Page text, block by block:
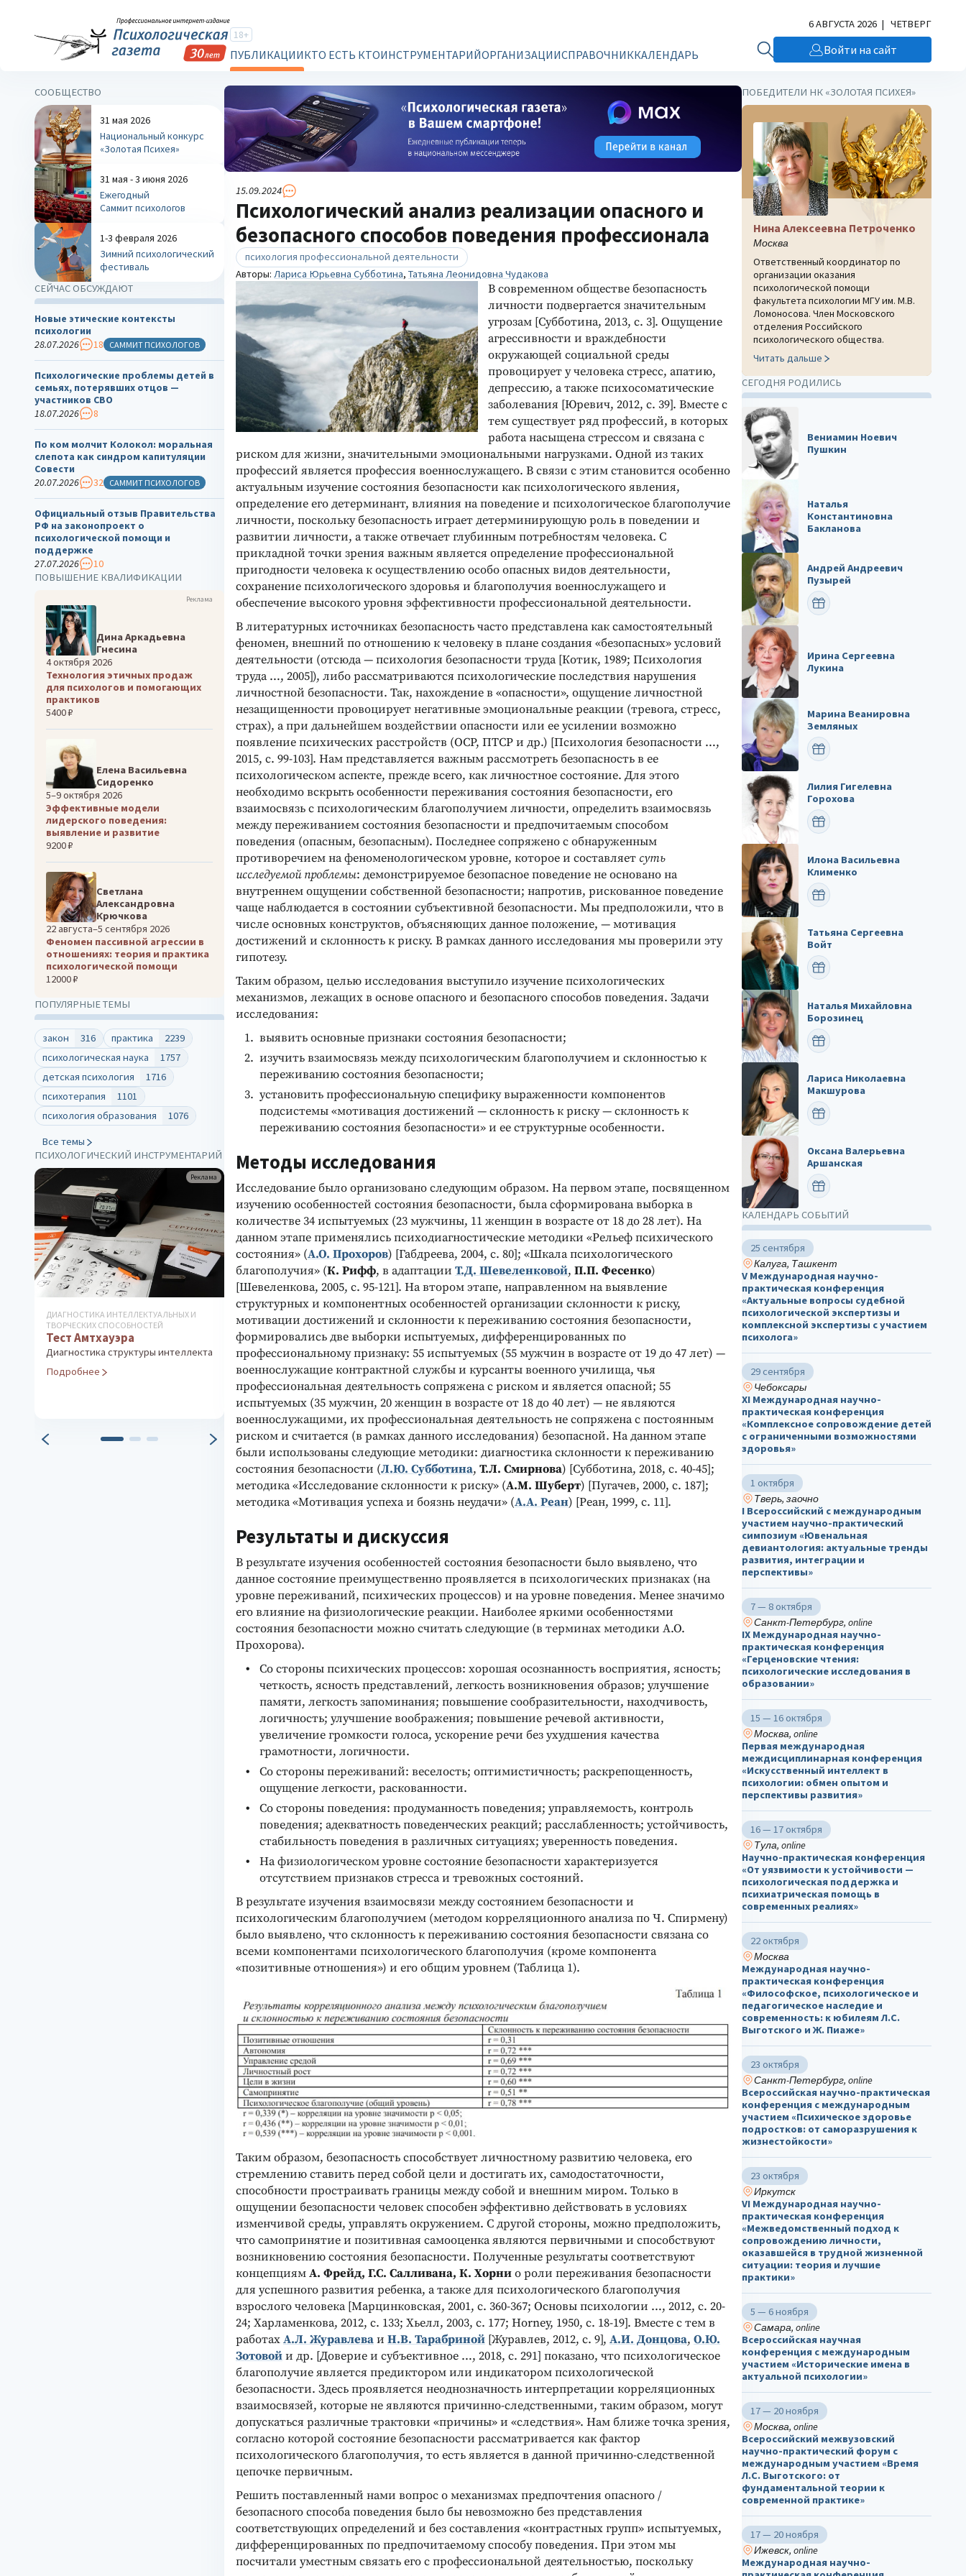
18+
ПУБЛИКАЦИИКТО ЕСТЬ КТОИНСТРУМЕНТАРИЙОРГАНИЗАЦИИСПРАВОЧНИККАЛЕНДАРЬ
6 АВГУСТА 2026 | ЧЕТВЕРГ
Войти на сайт
15.09.2024
Психологический анализ реализации опасного и
безопасного способов поведения профессионала
психология профессиональной деятельности
Авторы: Лариса Юрьевна Субботина, Татьяна Леонидовна Чудакова
В современном обществе безопасность
личности подвергается значительным
угрозам [Субботина, 2013, с. 3]. Ощущение
агрессивности и враждебности
окружающей социальной среды
провоцирует у человека стресс, апатию,
депрессию, а также психосоматические
заболевания [Юревич, 2012, с. 39]. Вместе с
тем существует ряд профессий, в которых
работа насыщена стрессом и связана с
риском для жизни, значительными эмоциональными нагрузками. Одной из таких
профессий является профессия военнослужащего. В связи с этим становится особенно
актуальным изучение состояния безопасности как психологического явления,
определение его детерминант, влияния на поведение и психологическое благополучие
личности, поскольку безопасность играет детерминирующую роль в поведении и
развитии личности, а также отвечает глубинным потребностям человека. С
прикладной точки зрения важным является определение профессиональной
пригодности человека к осуществлению особо опасных видов деятельности,
сохранение психологического здоровья и благополучия военнослужащего и
обеспечение высокого уровня эффективности профессиональной деятельности.
В литературных источниках безопасность часто представлена как самостоятельный
феномен, внешний по отношению к человеку в плане создания «безопасных» условий
деятельности (отсюда — психология безопасности труда [Котик, 1989; Психология
труда …, 2005]), либо рассматриваются психологические последствия нарушения
личностной безопасности. Так, нахождение в «опасности», ощущение личностной
незащищенности провоцирует негативные эмоциональные реакции (тревога, стресс,
страх), а при дальнейшем воздействии опасности или ее усилении возможно
появление психических расстройств (ОСР, ПТСР и др.) [Психология безопасности …,
2015, с. 99-103]. Нам представляется важным рассмотреть безопасность в ее
психологическом аспекте, прежде всего, как личностное состояние. Для этого
необходимо вскрыть особенности переживания состояния безопасности, его
взаимосвязь с психологическим благополучием личности, определить взаимосвязь
между переживанием состояния безопасности и предпочитаемым способом
поведения (опасным, безопасным). Последнее сопряжено с обнаруженным
противоречием на феноменологическом уровне, которое и составляет суть
исследуемой проблемы: демонстрируемое безопасное поведение не основано на
внутреннем ощущении собственной безопасности; напротив, рискованное поведение
чаще наблюдается в состоянии субъективной безопасности. Мы предположили, что в
числе основных конструктов, объясняющих данное положение, — мотивация
достижений и склонность к риску. В рамках данного исследования мы проверили эту
гипотезу.
Таким образом, целью исследования выступило изучение психологических
механизмов, лежащих в основе опасного и безопасного способов поведения. Задачи
исследования:
выявить основные признаки состояния безопасности;
изучить взаимосвязь между психологическим благополучием и склонностью к
переживанию состояния безопасности;
установить профессиональную специфику выраженности компонентов
подсистемы «мотивация достижений — склонность к риску — склонность к
переживанию состояния безопасности» и ее структурные особенности.
Методы исследования
Исследование было организовано следующим образом. На первом этапе, посвященном
изучению особенностей состояния безопасности, была сформирована выборка в
количестве 34 испытуемых (23 мужчины, 11 женщин в возрасте от 18 до 28 лет). На
данном этапе применялись психодиагностические методики «Рельеф психического
состояния» (А.О. Прохоров) [Габдреева, 2004, с. 80]; «Шкала психологического
благополучия» (К. Рифф, в адаптации Т.Д. Шевеленковой, П.П. Фесенко)
[Шевеленкова, 2005, с. 95-121]. На втором этапе, направленном на выявление
структурных и компонентных особенностей организации склонности к риску,
мотивации достижений и склонности к переживанию состояния безопасности,
формировались две выборки испытуемых, дифференцированных по
профессиональному признаку: 55 испытуемых (55 мужчин в возрасте от 19 до 47 лет) —
военнослужащие контрактной службы и курсанты военного училища, чья
профессиональная деятельность сопряжена с риском и является опасной; 55
испытуемых (35 мужчин, 20 женщин в возрасте от 18 до 40 лет) — не являются
военнослужащими, их профессиональная деятельность не сопряжена с постоянным
риском и считается (в рамках данного исследования) безопасной. На данном этапе
были использованы следующие методики: диагностика склонности к переживанию
состояния безопасности (Л.Ю. Субботина, Т.Л. Смирнова) [Субботина, 2018, с. 40-45];
методика «Исследование склонности к риску» (А.М. Шуберт) [Пугачев, 2000, с. 187];
методика «Мотивация успеха и боязнь неудачи» (А.А. Реан) [Реан, 1999, с. 11].
Результаты и дискуссия
В результате изучения особенностей состояния безопасности было выявлено, что
данное состояние преимущественно проявляется в психологических признаках (на
уровне переживаний, психических процессов) и на уровне поведения. Менее значимо
его влияние на физиологические реакции. Наиболее яркими особенностями
состояния безопасности можно считать следующие (в терминах методики А.О.
Прохорова).
Со стороны психических процессов: хорошая осознанность восприятия, ясность;
четкость, ясность представлений, легкость возникновения образов; улучшение
памяти, легкость запоминания; повышение сообразительности, находчивость,
логичность; улучшение воображения; повышение речевой активности,
увеличение громкости голоса, ускорение речи без ухудшения качества
грамотности, логичности.
Со стороны переживаний: веселость; оптимистичность; раскрепощенность,
ощущение легкости, раскованности.
Со стороны поведения: продуманность поведения; управляемость, контроль
поведения; адекватность поведенческих реакций; расслабленность; устойчивость,
стабильность поведения в различных ситуациях; уверенность поведения.
На физиологическом уровне состояние безопасности характеризуется
отсутствием признаков стресса и тревожных состояний.
В результате изучения взаимосвязи между состоянием безопасности и
психологическим благополучием (методом корреляционного анализа по Ч. Спирмену)
было выявлено, что склонность к переживанию состояния безопасности связана со
всеми компонентами психологического благополучия (кроме компонента
«позитивные отношения») и его общим уровнем (Таблица 1).
Таким образом, безопасность способствует личностному развитию человека, его
стремлению ставить перед собой цели и достигать их, самодостаточности,
способности простраивать границы между собой и внешним миром. Только в
ощущении безопасности человек способен эффективно действовать в условиях
изменчивой среды, управлять окружением. С другой стороны, можно предположить,
что самопринятие и позитивная самооценка являются первичными и способствуют
возникновению состояния безопасности. Полученные результаты соответствуют
концепциямА. Фрейд, Г.С. Салливана, К. Хорнио роли переживания безопасности
для успешного развития ребенка, а также для психологического благополучия
взрослого человека [Марцинковская, 2001, с. 360-367; Основы психологии …, 2012, с. 20-
24; Харламенкова, 2012, с. 133; Хьелл, 2003, с. 177; Horney, 1950, с. 18-19]. Вместе с тем в
работахА.Л. Журавлеваи Н.В. Тарабриной [Журавлев, 2012, с. 9], А.И. Донцова, О.Ю.
Зотовойи др. [Доверие и субъективное …, 2018, с. 291] показано, что психологическое
благополучие является предиктором или индикатором психологической
безопасности. Здесь проявляется неоднозначность интерпретации корреляционных
взаимосвязей, которые не являются причинно-следственными, таким образом, могут
допускаться различные трактовки «причины» и «следствия». Нам ближе точка зрения,
согласно которой состояние безопасности рассматривается как фактор
психологического благополучия, то есть является в данной причинно-следственной
цепочке первичным.
Решить поставленный нами вопрос о механизмах предпочтения опасного /
безопасного способа поведения было бы невозможно без представления
соответствующих определений и без составления «контрастных групп» испытуемых,
дифференцированных по предпочитаемому способу поведения. При этом мы
посчитали уместным связать его с профессиональной деятельностью, поскольку
СООБЩЕСТВО
31 мая 2026
Национальный конкурс
«Золотая Психея»
31 мая - 3 июня 2026
Ежегодный
Саммит психологов
1-3 февраля 2026
Зимний психологический
фестиваль
СЕЙЧАС ОБСУЖДАЮТ
Новые этические контексты
психологии
28.07.2026
18 САММИТ ПСИХОЛОГОВ
Психологические проблемы детей в
семьях, потерявших отцов —
участников СВО
18.07.2026
8
По ком молчит Колокол: моральная
слепота как синдром капитуляции
Совести
20.07.2026
32 САММИТ ПСИХОЛОГОВ
Официальный отзыв Правительства
РФ на законопроект о
психологической помощи и
поддержке
27.07.2026
10
ПОВЫШЕНИЕ КВАЛИФИКАЦИИ
Реклама
Дина Аркадьевна
Гнесина
4 октября 2026
Технология этичных продаж
для психологов и помогающих
практиков
5400 ₽
Елена Васильевна
Сидоренко
5–9 октября 2026
Эффективные модели
лидерского поведения:
выявление и развитие
9200 ₽
Светлана
Александровна
Крючкова
22 августа–5 сентября 2026
Феномен пассивной агрессии в
отношениях: теория и практика
психологической помощи
12000 ₽
ПОПУЛЯРНЫЕ ТЕМЫ
закон 316 практика
2239
психологическая наука
1757
детская психология
1716
психотерапия
1101
психология образования
1076
Все темы
ПСИХОЛОГИЧЕСКИЙ ИНСТРУМЕНТАРИЙ
Реклама
ДИАГНОСТИКА ИНТЕЛЛЕКТУАЛЬНЫХ И
ТВОРЧЕСКИХ СПОСОБНОСТЕЙ
Тест Амтхауэра
Диагностика структуры интеллекта
Подробнее
РАЗВИТИЕ ТВОРЧЕСКИХ СПОСОБНОСТЕЙ
Курс развития творческого
мышления для детей 8-12
лет
Программа развивающих занятий
Подробнее
ТВОРЧЕСКИХ СПОСОБНОСТЕЙ
Интеллектуальный тест
Кеттелла
Измерение уровня невербального
Подробнее
ПОБЕДИТЕЛИ НК «ЗОЛОТАЯ ПСИХЕЯ»
Нина Алексеевна Петроченко
Москва
Ответственный координатор по
организации оказания
психологической помощи
факультета психологии МГУ им. М.В.
Ломоносова. Член Московского
отделения Российского
психологического общества.
Читать дальше
СЕГОДНЯ РОДИЛИСЬ
Вениамин Ноевич
Пушкин
Наталья
Константиновна
Бакланова
Андрей Андреевич
Пузырей
ПОЗДРАВИТЬ
Ирина Сергеевна
Лукина
Марина Веанировна
Земляных
ПОЗДРАВИТЬ
Лилия Гигелевна
Горохова
ПОЗДРАВИТЬ
Илона Васильевна
Клименко
ПОЗДРАВИТЬ
Татьяна Сергеевна
Войт
ПОЗДРАВИТЬ
Наталья Михайловна
Борозинец
ПОЗДРАВИТЬ
Лариса Николаевна
Макшурова
ПОЗДРАВИТЬ
Оксана Валерьевна
Аршанская
ПОЗДРАВИТЬ
КАЛЕНДАРЬ СОБЫТИЙ
25 сентября
Калуга, Ташкент
V Международная научно-
практическая конференция
«Актуальные вопросы судебной
психологической экспертизы и
комплексной экспертизы с участием
психолога»
29 сентября
Чебоксары
ХΙ Международная научно-
практическая конференция
«Комплексное сопровождение детей
с ограниченными возможностями
здоровья»
1 октября
Тверь, заочно
I Всероссийский с международным
участием научно-практический
симпозиум «Ювенальная
девиантология: актуальные тренды
развития, интеграции и
перспективы»
7 — 8 октября
Санкт-Петербург, online
IX Международная научно-
практическая конференция
«Герценовские чтения:
психологические исследования в
образовании»
15 — 16 октября
Москва, online
Первая международная
междисциплинарная конференция
«Искусственный интеллект в
психологии: обмен опытом и
перспективы развития»
16 — 17 октября
Тула, online
Научно-практическая конференция
«От уязвимости к устойчивости —
психологическая поддержка и
психиатрическая помощь в
современных реалиях»
22 октября
Москва
Международная научно-
практическая конференция
«Философское, психологическое и
педагогическое наследие и
современность: к юбилеям Л.С.
Выготского и Ж. Пиаже»
23 октября
Санкт-Петербург, online
Всероссийская научно-практическая
конференция с международным
участием «Психическое здоровье
подростков: от саморазрушения к
жизнестойкости»
23 октября
Иркутск
VI Международная научно-
практическая конференция
«Межведомственный подход к
сопровождению личности,
оказавшейся в трудной жизненной
ситуации: теория и лучшие
практики»
5 — 6 ноября
Самара, online
Всероссийская научная
конференция с международным
участием «Исторические имена в
актуальной психологии»
17 — 20 ноября
Москва, online
Всероссийский межвузовский
научно-практический форум с
международным участием «Время
Л.С. Выготского: от
фундаментальной теории к
современной практике»
17 — 20 ноября
Ижевск, online
Международная научно-